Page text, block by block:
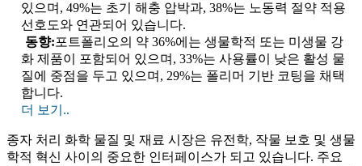
있으며, 49%는 초기 해충 압박과, 38%는 노동력 절약 적용
선호도와 연관되어 있습니다.
동향:포트폴리오의 약 36%에는 생물학적 또는 미생물 강
화 제품이 포함되어 있으며, 33%는 사용률이 낮은 활성 물
질에 중점을 두고 있으며, 29%는 폴리머 기반 코팅을 채택
합니다.
더 보기..
종자 처리 화학 물질 및 재료 시장은 유전학, 작물 보호 및 생물
학적 혁신 사이의 중요한 인터페이스가 되고 있습니다. 주요